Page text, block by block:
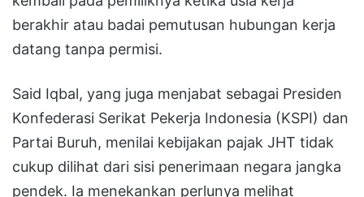
berakhir atau badai pemutusan hubungan kerja
datang tanpa permisi.
Said Iqbal, yang juga menjabat sebagai Presiden
Konfederasi Serikat Pekerja Indonesia (KSPI) dan
Partai Buruh, menilai kebijakan pajak JHT tidak
cukup dilihat dari sisi penerimaan negara jangka
pendek. Ia menekankan perlunya melihat